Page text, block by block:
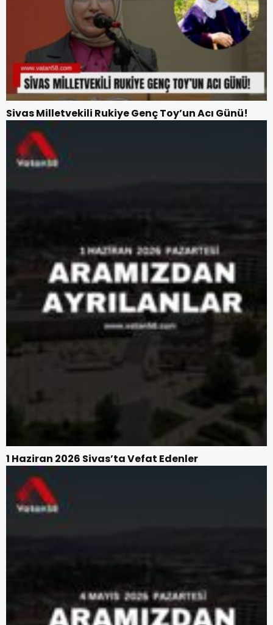
Sivas Milletvekili Rukiye Genç Toy’un Acı Günü!
1 Haziran 2026 Sivas’ta Vefat Edenler